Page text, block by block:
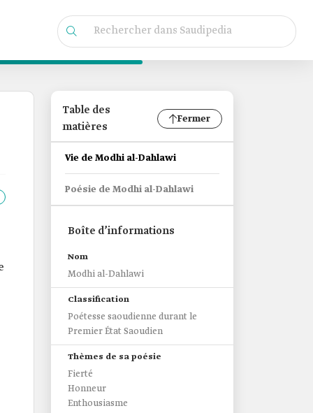
Table des
matières
Fermer
Vie de Modhi al-Dahlawi
Poésie de Modhi al-Dahlawi
Boîte d’informations
Nom
Modhi al-Dahlawi
Classification
Poétesse saoudienne durant le
Premier État Saoudien
Thèmes de sa poésie
Fierté
Honneur
Enthousiasme